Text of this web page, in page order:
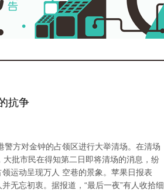
抗争
警方对金钟的占领区进行大举清场。在清场
大批市民在得知第二日即将清场的消息，纷
运动呈现万人 空巷的景象。苹果日报表
无忘初衷。据报道，“最后一夜”有人收拾细